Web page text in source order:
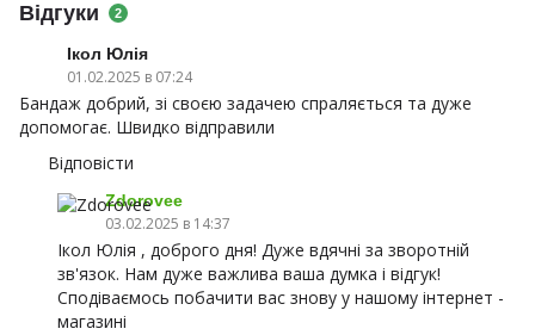
Відгуки 2
Ікол Юлія
01.02.2025 в 07:24
Бандаж добрий, зі своєю задачею спраляється та дуже
допомогає. Швидко відправили
Відповісти
Zdorovee
03.02.2025 в 14:37
Ікол Юлія , доброго дня! Дуже вдячні за зворотній
зв'язок. Нам дуже важлива ваша думка і відгук!
Сподіваємось побачити вас знову у нашому інтернет -
магазині